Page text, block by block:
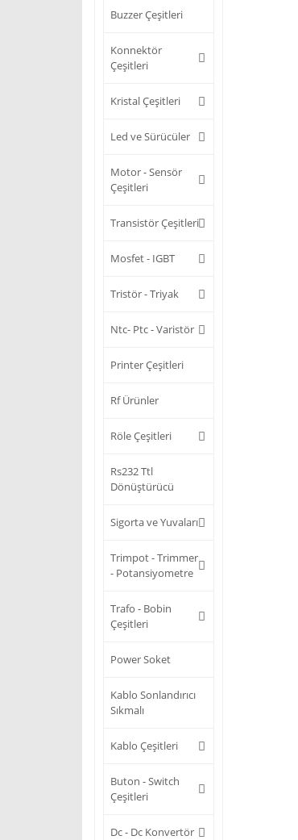
Buzzer Çeşitleri
Konnektör
Çeşitleri
Kristal Çeşitleri
Led ve Sürücüler
Motor - Sensör
Çeşitleri
Transistör Çeşitleri
Mosfet - IGBT
Tristör - Triyak
Ntc- Ptc - Varistör
Printer Çeşitleri
Rf Ürünler
Röle Çeşitleri
Rs232 Ttl
Dönüştürücü
Sigorta ve Yuvaları
Trimpot - Trimmer
- Potansiyometre
Trafo - Bobin
Çeşitleri
Power Soket
Kablo Sonlandırıcı
Sıkmalı
Kablo Çeşitleri
Buton - Switch
Çeşitleri
Dc - Dc Konvertör